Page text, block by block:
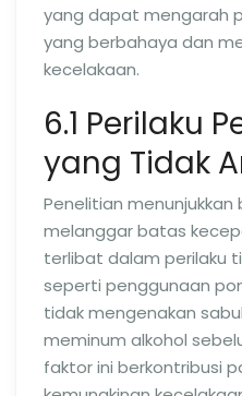
yang dapat mengarah
yang berbahaya dan
kecelakaan.
6.1 Perilaku
yang Tidak
Penelitian
melanggar batas
terlibat dalam perilaku
seperti penggunaan
tidak mengenakan
meminum alkohol
faktor ini berkontribusi